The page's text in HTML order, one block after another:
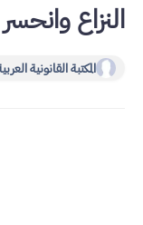
النزاع
المكتبة القانونية